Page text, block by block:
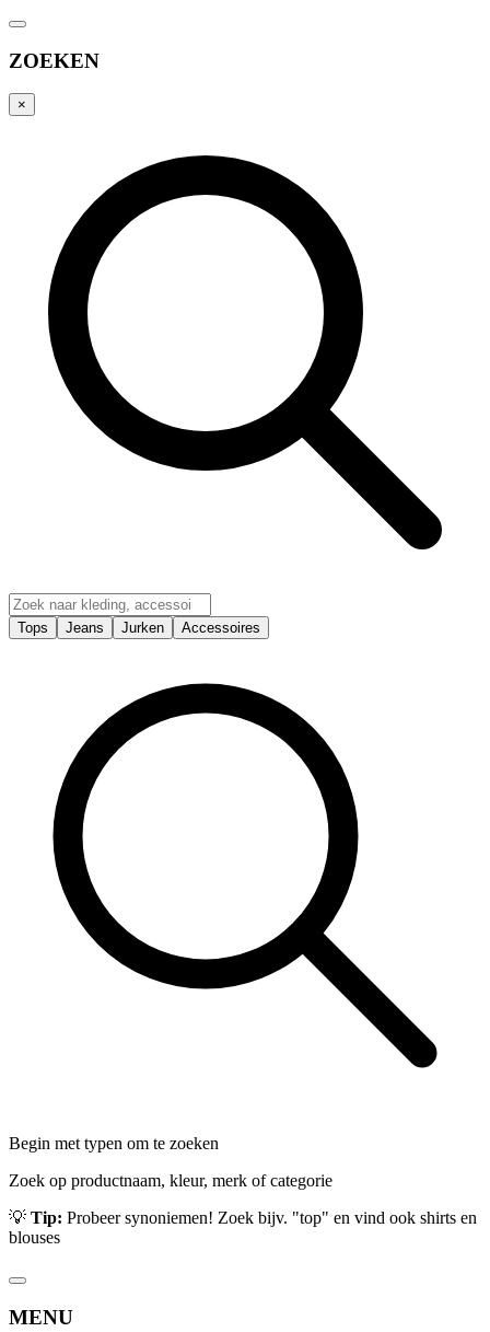
ZOEKEN
×
Tops Jeans Jurken Accessoires
Begin met typen om te zoeken
Zoek op productnaam, kleur, merk of categorie
💡 Tip: Probeer synoniemen! Zoek bijv. "top" en vind ook shirts en
blouses
MENU